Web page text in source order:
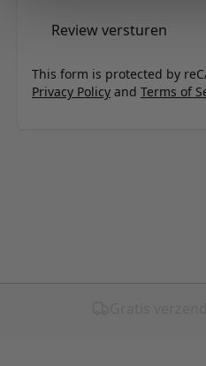
Review versturen
This form is protected by
Privacy Policy and Terms of